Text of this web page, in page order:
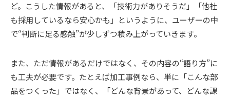
ど。こうした情報があると、「技術力がありそうだ」「他社
も採用しているなら安心かも」というように、ユーザーの中
で“判断に足る感触”が少しずつ積み上がっていきます。
また、ただ情報があるだけではなく、その内容の“語り方”に
も工夫が必要です。たとえば加工事例なら、単に「こんな部
品をつくった」ではなく、「どんな背景があって、どんな課